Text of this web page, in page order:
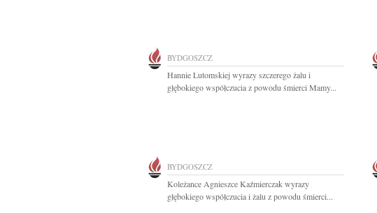
BYDGOSZCZ
Hannie Lutomskiej wyrazy szczerego żalu i
głębokiego współczucia z powodu śmierci Mamy...
BYDGOSZCZ
Koleżance Agnieszce Kaźmierczak wyrazy
głębokiego współczucia i żalu z powodu śmierci...